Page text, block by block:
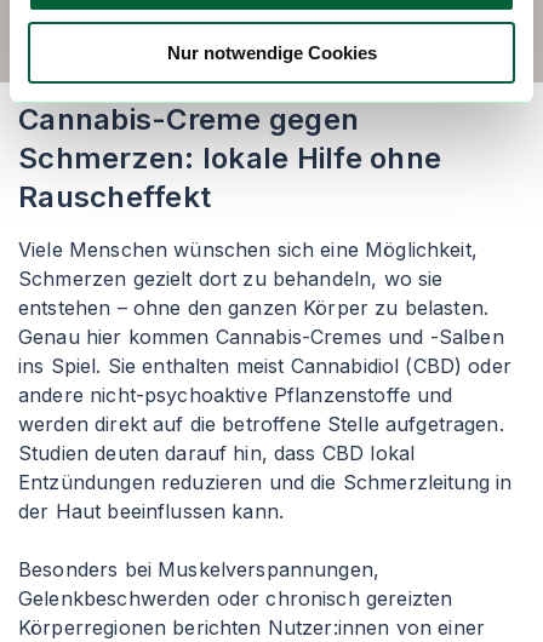
Nur notwendige Cookies
fachliche Abklärung ist unbedingt erforderlich.
Cannabis-Creme gegen
Schmerzen: lokale Hilfe ohne
Rauscheffekt
Viele Menschen wünschen sich eine Möglichkeit,
Schmerzen gezielt dort zu behandeln, wo sie
entstehen – ohne den ganzen Körper zu belasten.
Genau hier kommen Cannabis-Cremes und -Salben
ins Spiel. Sie enthalten meist Cannabidiol (CBD) oder
andere nicht-psychoaktive Pflanzenstoffe und
werden direkt auf die betroffene Stelle aufgetragen.
Studien deuten darauf hin, dass CBD lokal
Entzündungen reduzieren und die Schmerzleitung in
der Haut beeinflussen kann.
Besonders bei Muskelverspannungen,
Gelenkbeschwerden oder chronisch gereizten
Körperregionen berichten Nutzer:innen von einer